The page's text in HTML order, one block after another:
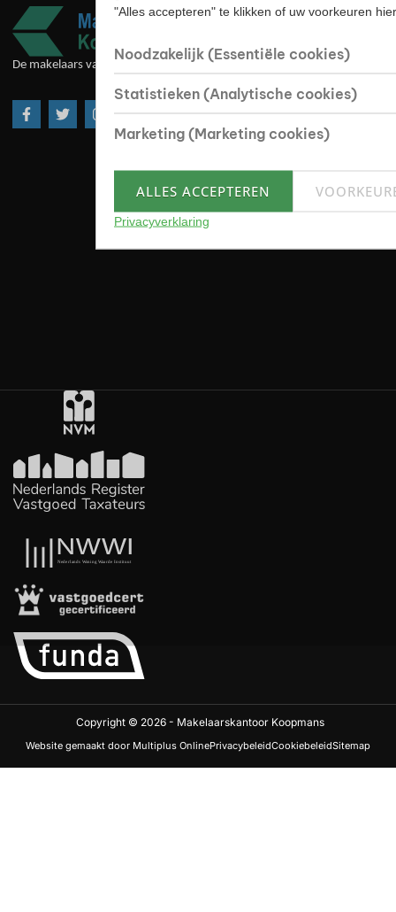
De makelaars van goede huize
Copyright © 2026 - Makelaarskantoor Koopmans
Website gemaakt door Multiplus OnlinePrivacybeleidCookiebeleidSitemap
"Alles accepteren" te klikken of uw voorkeuren
Noodzakelijk (Essentiële cookies)
Statistieken (Analytische cookies)
Marketing (Marketing cookies)
ALLES ACCEPTEREN
Privacyverklaring